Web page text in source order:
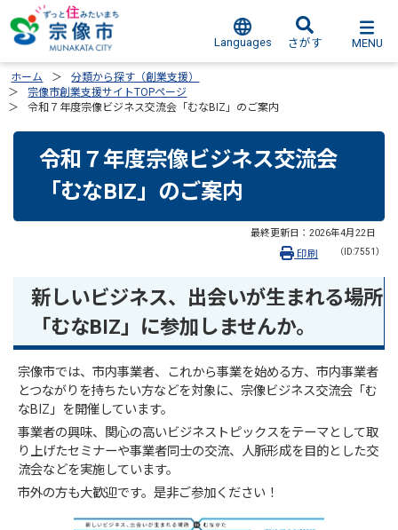
Languages さがす MENU
ホーム
分類から探す（創業支援）
宗像市創業支援サイトTOPページ
令和７年度宗像ビジネス交流会「むなBIZ」のご案内
令和７年度宗像ビジネス交流会
「むなBIZ」のご案内
最終更新日： 2026年4月22日
（ID:7551）
印刷
新しいビジネス、出会いが生まれる場所
「むなBIZ」に参加しませんか。
宗像市では、市内事業者、これから事業を始める方、市内事業者
とつながりを持ちたい方などを対象に、宗像ビジネス交流会「む
なBIZ」を開催しています。
事業者の興味、関心の高いビジネストピックスをテーマとして取
り上げたセミナーや事業者同士の交流、人脈形成を目的とした交
流会などを実施しています。
市外の方も大歓迎です。是非ご参加ください！